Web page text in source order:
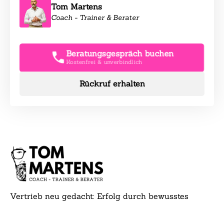
Tom Martens
Coach - Trainer & Berater
Beratungsgespräch buchen
Kostenfrei & unverbindlich
Rückruf erhalten
Vertrieb neu gedacht: Erfolg durch bewusstes